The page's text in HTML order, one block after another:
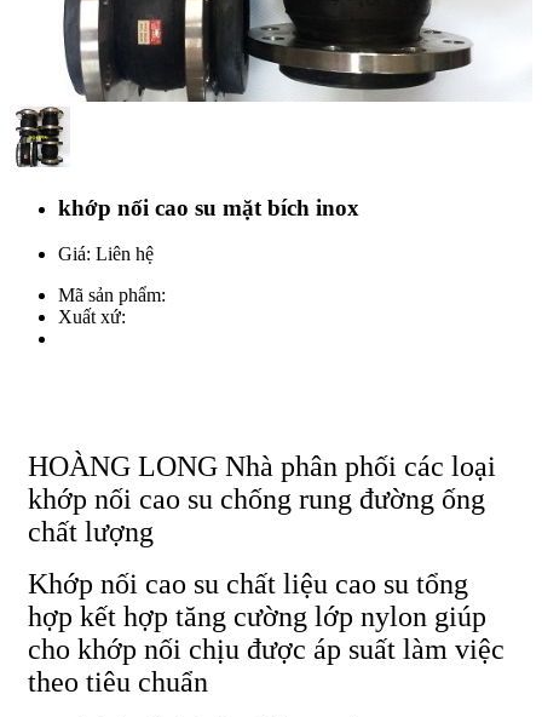
khớp nối cao su mặt bích inox
Giá: Liên hệ
Mã sản phẩm:
Xuất xứ:
HOÀNG LONG Nhà phân phối các loại
khớp nối cao su chống rung đường ống
chất lượng
Khớp nối cao su chất liệu cao su tổng
hợp kết hợp tăng cường lớp nylon giúp
cho khớp nối chịu được áp suất làm việc
theo tiêu chuẩn